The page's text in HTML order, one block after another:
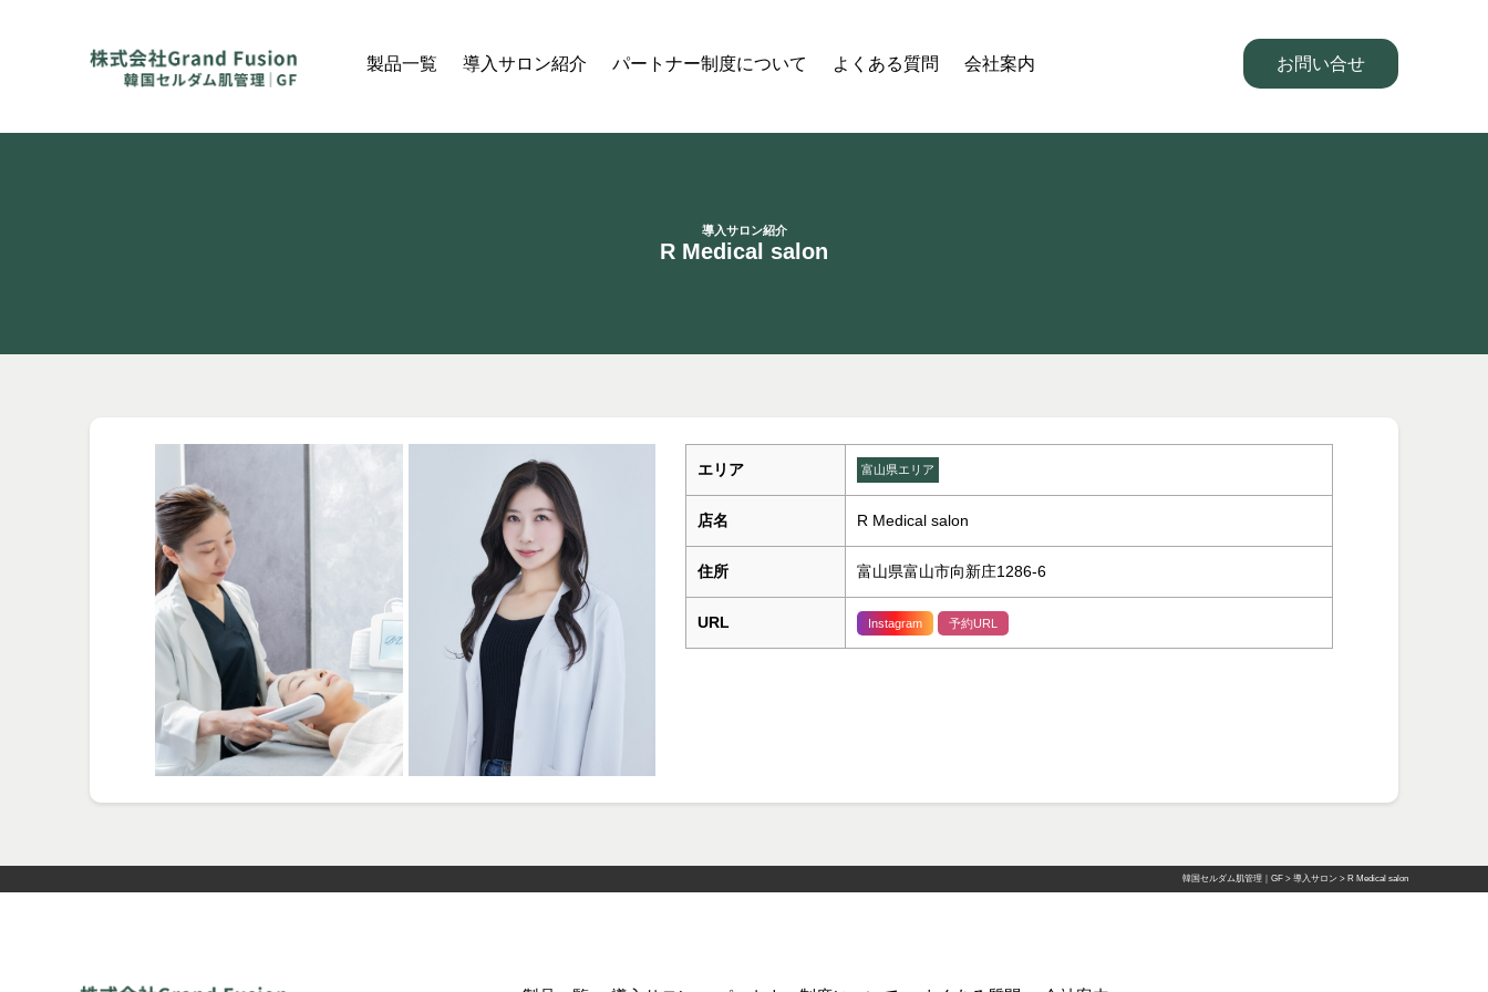
製品一覧 導入サロン紹介 パートナー制度について よくある質問 会社案内 お問い合せ
導入サロン紹介
R Medical salon
エリア 富山県エリア
店名 R Medical salon
住所 富山県富山市向新庄1286-6
URL Instagram 予約URL
韓国セルダム肌管理｜GF > 導入サロン > R Medical salon